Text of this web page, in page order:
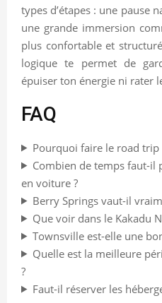
types d’étapes : une pause
une grande immersion
plus confortable et
logique te permet de
épuiser ton énergie ni rater
FAQ
Pourquoi faire le road trip
Combien de temps faut-il
en voiture ?
Berry Springs vaut-il
Que voir dans le Kakadu
Townsville est-elle une
Quelle est la meilleure
?
Faut-il réserver les